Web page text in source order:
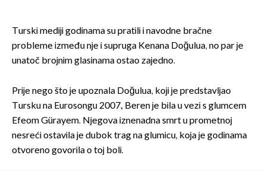
Turski mediji godinama su pratili i navodne bračne
probleme između nje i supruga Kenana Doğulua, no par je
unatoč brojnim glasinama ostao zajedno.
Prije nego što je upoznala Doğulua, koji je predstavljao
Tursku na Eurosongu 2007., Beren je bila u vezi s glumcem
Efeom Gürayem. Njegova iznenadna smrt u prometnoj
nesreći ostavila je dubok trag na glumicu, koja je godinama
otvoreno govorila o toj boli.